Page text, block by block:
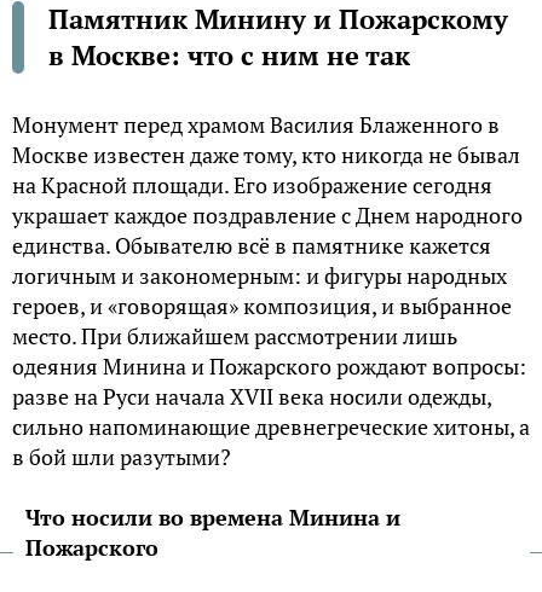
Памятник Минину и Пожарскому
в Москве: что с ним не так
Монумент перед храмом Василия Блаженного в
Москве известен даже тому, кто никогда не бывал
на Красной площади. Его изображение сегодня
украшает каждое поздравление с Днем народного
единства. Обывателю всё в памятнике кажется
логичным и закономерным: и фигуры народных
героев, и «говорящая» композиция, и выбранное
место. При ближайшем рассмотрении лишь
одеяния Минина и Пожарского рождают вопросы:
разве на Руси начала XVII века носили одежды,
сильно напоминающие древнегреческие хитоны, а
в бой шли разутыми?
Что носили во времена Минина и
Пожарского